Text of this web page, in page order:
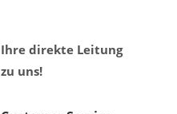
Ihre direkte Leitung
zu uns!